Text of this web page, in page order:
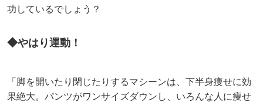
功しているでしょう？
◆やはり運動！
「脚を開いたり閉じたりするマシーンは、下半身痩せに効
果絶大。パンツがワンサイズダウンし、いろんな人に痩せ